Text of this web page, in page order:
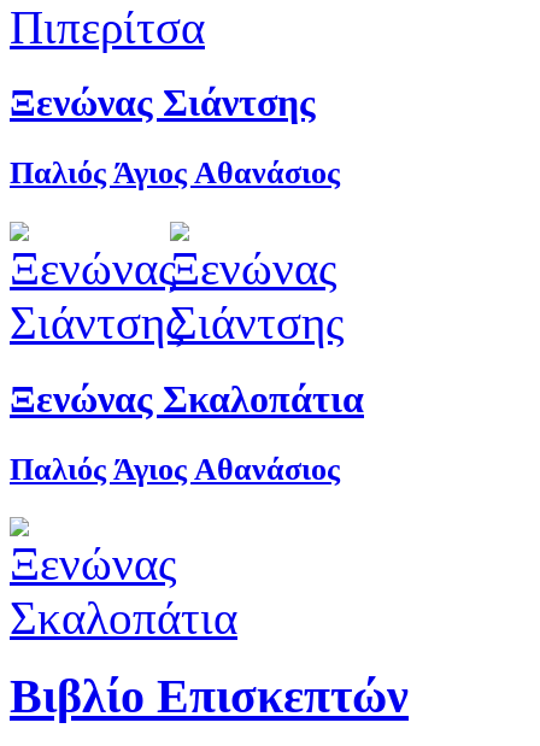
Ξενώνας Σιάντσης
Παλιός Άγιος Αθανάσιος
Ξενώνας Σκαλοπάτια
Παλιός Άγιος Αθανάσιος
Βιβλίο Επισκεπτών